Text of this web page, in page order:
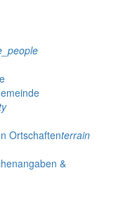
Ortschaftenterrain
&